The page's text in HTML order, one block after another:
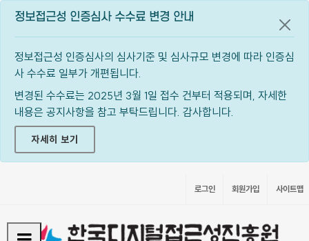
정보접근성 인증심사 수수료 변경 안내
정보접근성 인증심사의 심사기준 및 심사규모 변경에 따라 인증심
사 수수료 일부가 개편됩니다.
변경된 수수료는 2025년 3월 1일 접수 건부터 적용되며, 자세한
내용은 공지사항을 참고 부탁드립니다. 감사합니다.
자세히 보기
공지
로그인 회원가입 사이트맵